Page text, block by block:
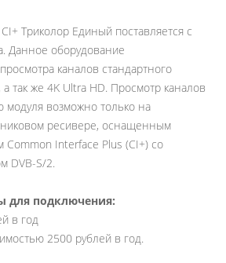
Триколор Единый поставляется с
Данное оборудование
каналов стандартного
так же 4K Ultra HD. Просмотр каналов
возможно только на
ресивере, оснащенным
Common Interface Plus (CI+) со
DVB-S/2.
для подключения:
в год
2500 рублей в год.